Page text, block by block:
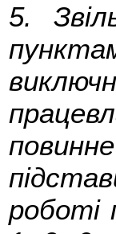
5.
роботі